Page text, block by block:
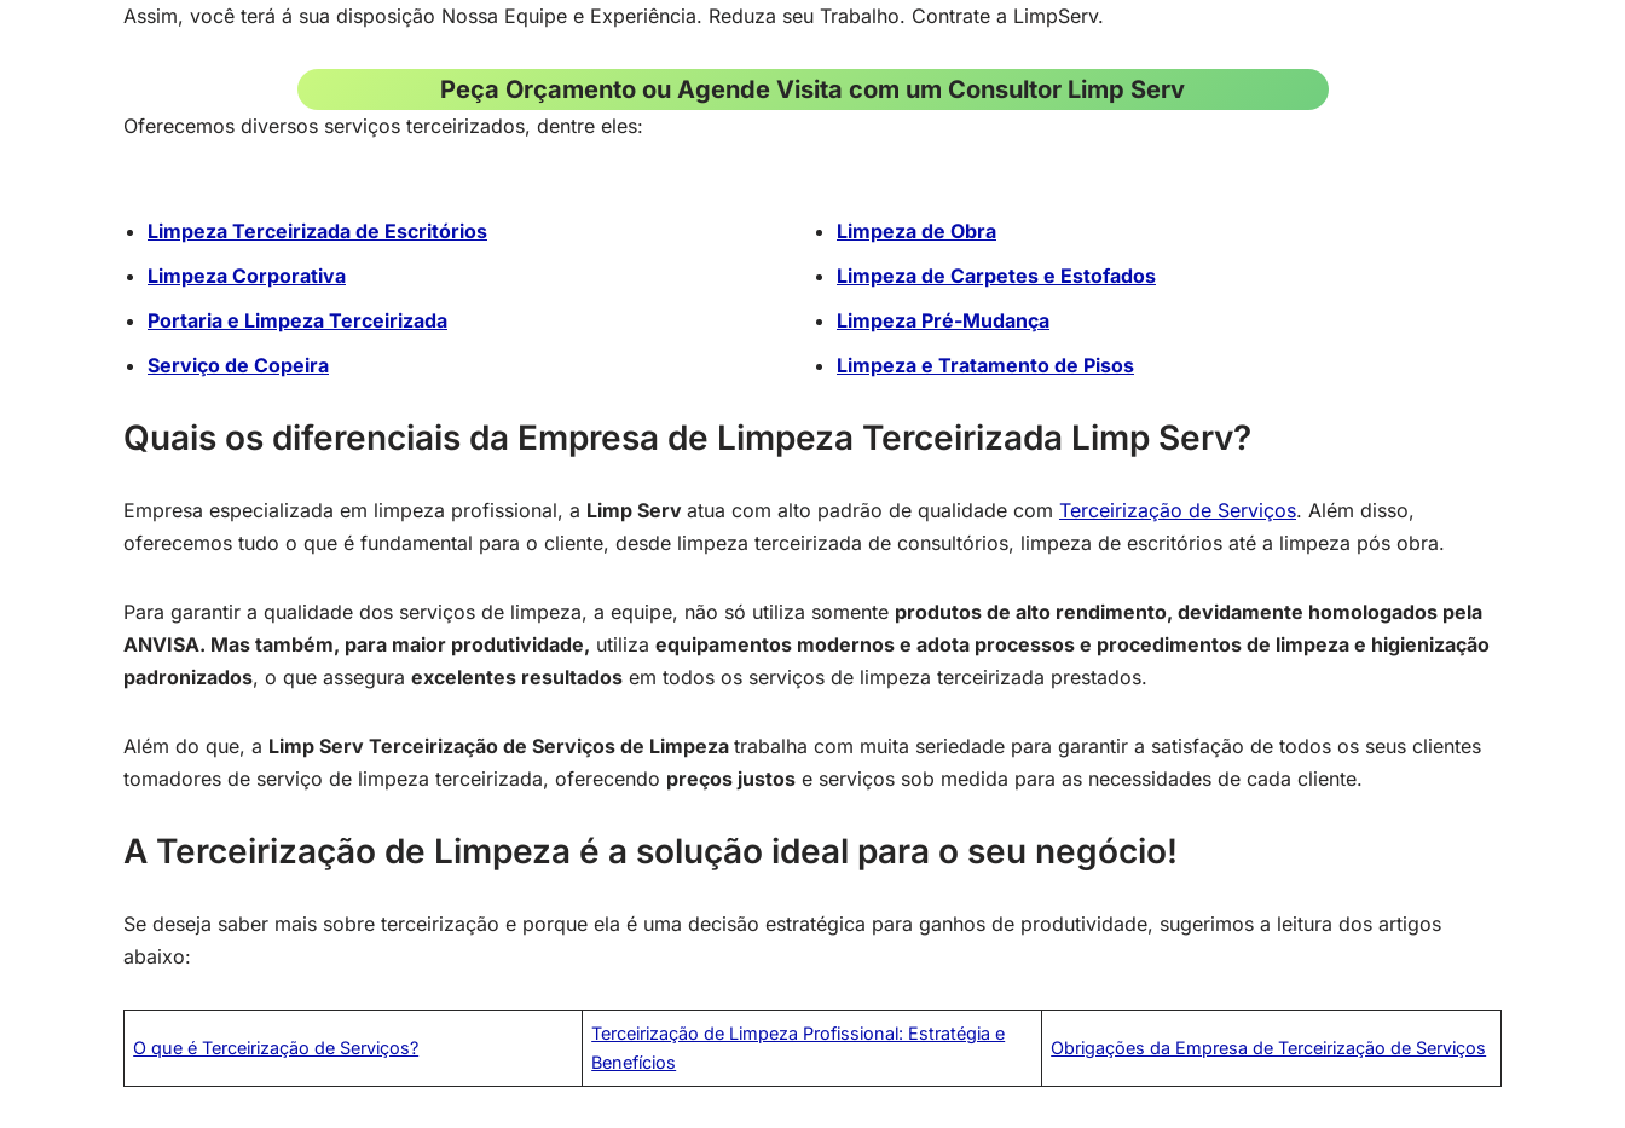
Assim, você terá á sua disposição Nossa Equipe e Experiência. Reduza seu Trabalho. Contrate a LimpServ.
Peça Orçamento ou Agende Visita com um Consultor Limp Serv
Oferecemos diversos serviços terceirizados, dentre eles:
Limpeza Terceirizada de Escritórios
Limpeza Corporativa
Portaria e Limpeza Terceirizada
Serviço de Copeira
Limpeza de Obra
Limpeza de Carpetes e Estofados
Limpeza Pré-Mudança
Limpeza e Tratamento de Pisos
Quais os diferenciais da Empresa de Limpeza Terceirizada Limp Serv?
Empresa especializada em limpeza profissional, a Limp Serv atua com alto padrão de qualidade com Terceirização de Serviços. Além disso,
oferecemos tudo o que é fundamental para o cliente, desde limpeza terceirizada de consultórios, limpeza de escritórios até a limpeza pós obra.
Para garantir a qualidade dos serviços de limpeza, a equipe, não só utiliza somente produtos de alto rendimento, devidamente homologados pela
ANVISA. Mas também, para maior produtividade, utiliza equipamentos modernos e adota processos e procedimentos de limpeza e higienização
padronizados, o que assegura excelentes resultados em todos os serviços de limpeza terceirizada prestados.
Além do que, a Limp Serv Terceirização de Serviços de Limpeza trabalha com muita seriedade para garantir a satisfação de todos os seus clientes
tomadores de serviço de limpeza terceirizada, oferecendo preços justos e serviços sob medida para as necessidades de cada cliente.
A Terceirização de Limpeza é a solução ideal para o seu negócio!
Se deseja saber mais sobre terceirização e porque ela é uma decisão estratégica para ganhos de produtividade, sugerimos a leitura dos artigos
abaixo:
O que é Terceirização de Serviços?
Terceirização de Limpeza Profissional: Estratégia e
Benefícios
Obrigações da Empresa de Terceirização de Serviços